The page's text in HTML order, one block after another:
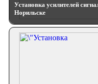
Установка усилителей
Норильске